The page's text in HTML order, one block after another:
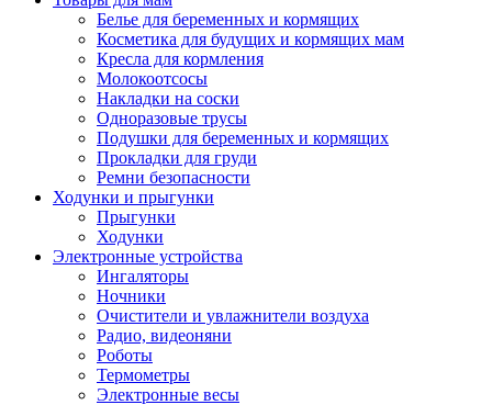
Белье для беременных и кормящих
Косметика для будущих и кормящих мам
Кресла для кормления
Молокоотсосы
Накладки на соски
Одноразовые трусы
Подушки для беременных и кормящих
Прокладки для груди
Ремни безопасности
Ходунки и прыгунки
Прыгунки
Ходунки
Электронные устройства
Ингаляторы
Ночники
Очистители и увлажнители воздуха
Радио, видеоняни
Роботы
Термометры
Электронные весы